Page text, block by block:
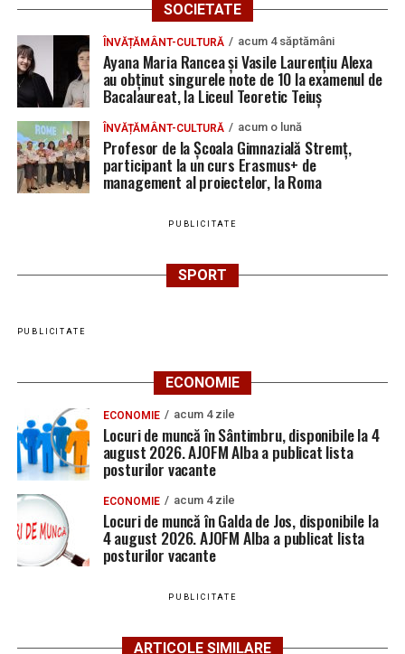
SOCIETATE
ÎNVĂȚĂMÂNT-CULTURĂ acum 4 săptămâni
Ayana Maria Rancea și Vasile Laurențiu Alexa
au obținut singurele note de 10 la examenul de
Bacalaureat, la Liceul Teoretic Teiuș
ÎNVĂȚĂMÂNT-CULTURĂ acum o lună
Profesor de la Școala Gimnazială Stremț,
participant la un curs Erasmus+ de
management al proiectelor, la Roma
PUBLICITATE
SPORT
PUBLICITATE
ECONOMIE
ECONOMIE acum 4 zile
Locuri de muncă în Sântimbru, disponibile la 4
august 2026. AJOFM Alba a publicat lista
posturilor vacante
ECONOMIE acum 4 zile
Locuri de muncă în Galda de Jos, disponibile la
4 august 2026. AJOFM Alba a publicat lista
posturilor vacante
PUBLICITATE
ARTICOLE SIMILARE